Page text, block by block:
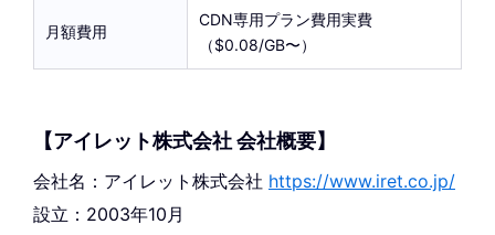
月額費用
CDN専用プラン費用実費
（$0.08/GB〜）
【アイレット株式会社 会社概要】
会社名：アイレット株式会社 https://www.iret.co.jp/
設立：2003年10月